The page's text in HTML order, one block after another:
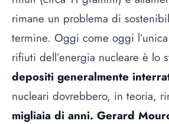
rimane un problema di
termine. Oggi come oggi
rifiuti dell’energia nucleare è lo
depositi generalmente
nucleari dovrebbero, in teoria,
migliaia di anni. Gerard